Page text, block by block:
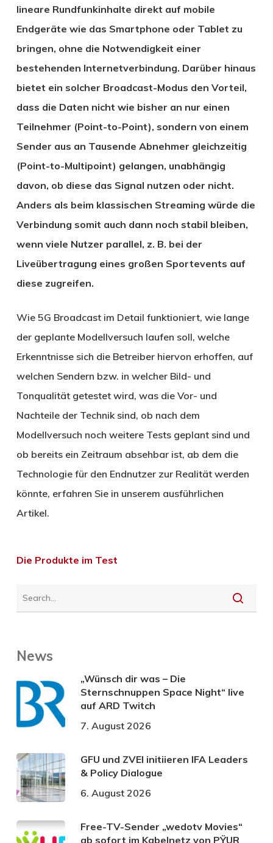
lineare Rundfunkinhalte direkt auf mobile
Endgeräte wie das Smartphone oder Tablet zu
bringen, ohne die Notwendigkeit einer
bestehenden Internetverbindung. Darüber hinaus
bietet ein solcher Broadcast-Modus den Vorteil,
dass die Daten nicht wie bisher an nur einen
Teilnehmer (Point-to-Point), sondern von einem
Sender aus an Tausende Abnehmer gleichzeitig
(Point-to-Multipoint) gelangen, unabhängig
davon, ob diese das Signal nutzen oder nicht.
Anders als beim klassischen Streaming würde die
Verbindung somit auch dann noch stabil bleiben,
wenn viele Nutzer parallel, z. B. bei der
Liveübertragung eines großen Sportevents auf
diese zugreifen.
Wie 5G Broadcast im Detail funktioniert, wie lange
der geplante Modellversuch laufen soll, welche
Erkenntnisse sich die Betreiber hiervon erhoffen, auf
welchen Sendern bzw. in welcher Bild- und
Tonqualität getestet wird, was die Vor- und
Nachteile der Technik sind, ob nach dem
Modellversuch noch weitere Tests geplant sind und
ob bereits ein Zeitraum absehbar ist, ab dem die
Technologie für den Endnutzer zur Realität werden
könnte, erfahren Sie in unserem ausführlichen
Artikel.
Die Produkte im Test
News
„Wünsch dir was – Die
Sternschnuppen Space Night“ live
auf ARD Twitch
7. August 2026
GFU und ZVEI initiieren IFA Leaders
& Policy Dialogue
6. August 2026
Free-TV-Sender „wedotv Movies“
ab sofort im Kabelnetz von PŸUR